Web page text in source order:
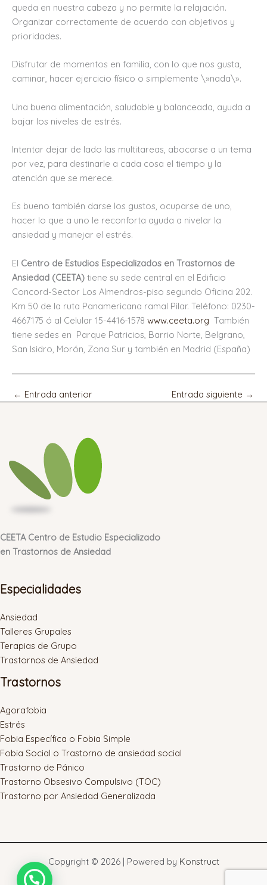
queda en nuestra cabeza y no permite la relajación.
Organizar correctamente de acuerdo con objetivos y
prioridades.
Disfrutar de momentos en familia, con lo que nos gusta,
caminar, hacer ejercicio físico o simplemente \»nada\».
Una buena alimentación, saludable y balanceada, ayuda a
bajar los niveles de estrés.
Intentar dejar de lado las multitareas, abocarse a un tema
por vez, para destinarle a cada cosa el tiempo y la
atención que se merece.
Es bueno también darse los gustos, ocuparse de uno,
hacer lo que a uno le reconforta ayuda a nivelar la
ansiedad y manejar el estrés.
El Centro de Estudios Especializados en Trastornos de
Ansiedad (CEETA) tiene su sede central en el Edificio
Concord-Sector Los Almendros-piso segundo Oficina 202.
Km 50 de la ruta Panamericana ramal Pilar. Teléfono: 0230-
4667175 ó al Celular 15-4416-1578 www.ceeta.org También
tiene sedes en Parque Patricios, Barrio Norte, Belgrano,
San Isidro, Morón, Zona Sur y también en Madrid (España)
← Entrada anterior Entrada siguiente →
CEETA Centro de Estudio Especializado
en Trastornos de Ansiedad
Especialidades
Ansiedad
Talleres Grupales
Terapias de Grupo
Trastornos de Ansiedad
Trastornos
Agorafobia
Estrés
Fobia Específica o Fobia Simple
Fobia Social o Trastorno de ansiedad social
Trastorno de Pánico
Trastorno Obsesivo Compulsivo (TOC)
Trastorno por Ansiedad Generalizada
Copyright © 2026 | Powered by Konstruct